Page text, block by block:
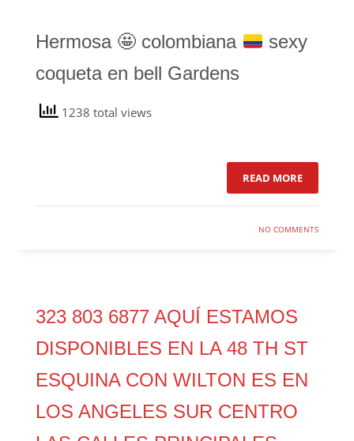
Hermosa 🤩 colombiana
sexy
coqueta en bell Gardens
1238 total views
READ MORE
NO COMMENTS
323 803 6877 AQUÍ ESTAMOS
DISPONIBLES EN LA 48 TH ST
ESQUINA CON WILTON ES EN
LOS ANGELES SUR CENTRO